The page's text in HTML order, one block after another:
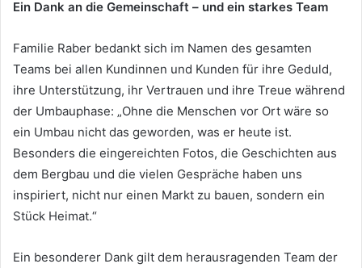
Ein Dank an die Gemeinschaft – und ein starkes Team
Familie Raber bedankt sich im Namen des gesamten
Teams bei allen Kundinnen und Kunden für ihre Geduld,
ihre Unterstützung, ihr Vertrauen und ihre Treue während
der Umbauphase: „Ohne die Menschen vor Ort wäre so
ein Umbau nicht das geworden, was er heute ist.
Besonders die eingereichten Fotos, die Geschichten aus
dem Bergbau und die vielen Gespräche haben uns
inspiriert, nicht nur einen Markt zu bauen, sondern ein
Stück Heimat.“
Ein besonderer Dank gilt dem herausragenden Team der